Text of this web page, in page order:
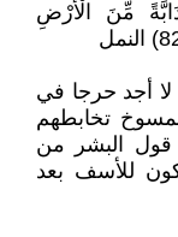
مِّنَ الْأَرْضِ
لا أجد حرجا في
تخابطهم
قول البشر من
للأسف بعد